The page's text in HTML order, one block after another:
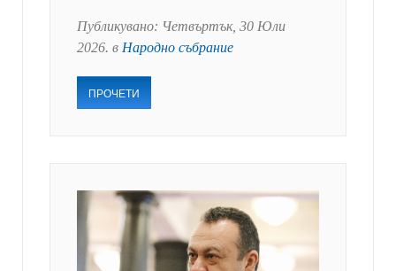
Публикувано: Четвъртък, 30 Юли
2026. в Народно събрание
ПРОЧЕТИ